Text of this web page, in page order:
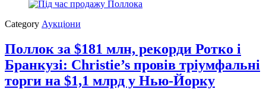
Category Аукціони
Поллок за $181 млн, рекорди Ротко і
Бранкузі: Christie’s провів тріумфальні
торги на $1,1 млрд у Нью-Йорку